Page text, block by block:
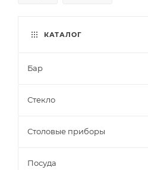
КАТАЛОГ
Бар
Стекло
Столовые приборы
Посуда